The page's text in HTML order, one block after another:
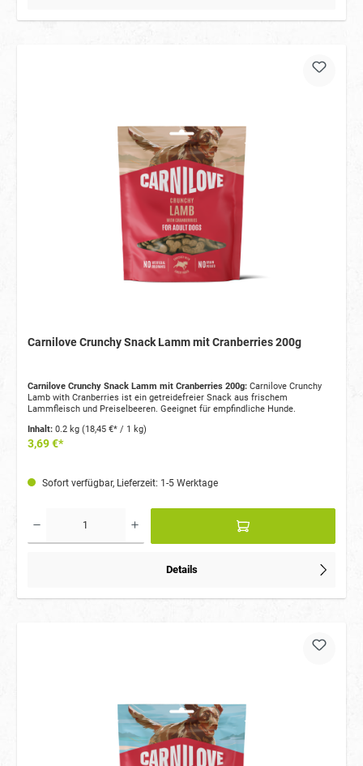
Carnilove Crunchy Snack Lamm mit Cranberries 200g
Carnilove Crunchy Snack Lamm mit Cranberries 200g: Carnilove Crunchy
Lamb with Cranberries ist ein getreidefreier Snack aus frischem
Lammfleisch und Preiselbeeren. Geeignet für empfindliche Hunde.
Inhalt: 0.2 kg (18,45 €* / 1 kg)
3,69 €*
Sofort verfügbar, Lieferzeit: 1-5 Werktage
Details